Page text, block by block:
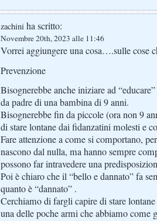
zachini ha scritto:
Novembre 20th, 2023 alle 11:46
Vorrei aggiungere una cosa….sulle cose
Prevenzione
Bisognerebbe anche iniziare ad
da padre di una bambina di 9 anni.
Bisognerebbe fin da piccole (ora non 9
di stare lontane dai fidanzatini molesti e
Fare attenzione a come si comportano,
nascono dal nulla, ma hanno sempre
possono far intravedere una
Poi è chiaro che il “bello e dannato” fa
quanto è “dannato” .
Cerchiamo di fargli capire di stare
una delle poche armi che abbiamo come